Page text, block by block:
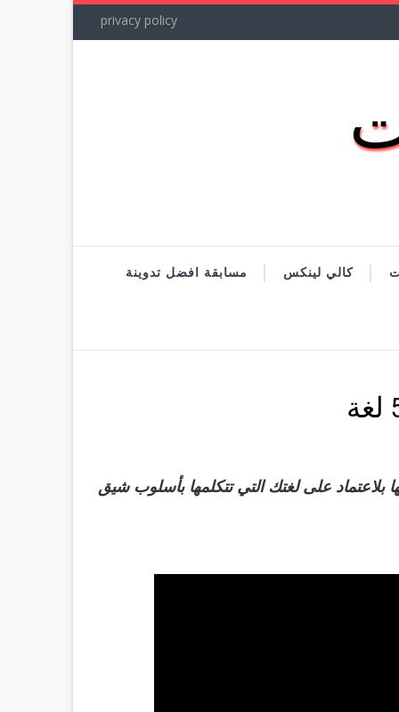
privacy policy
كالي لينكس مسابقة افضل تدوينة
اكثر من 50 لغة يمكنك تعلمها بلاعتماد على لغتك التي تتكلمها بأسلوب شيق